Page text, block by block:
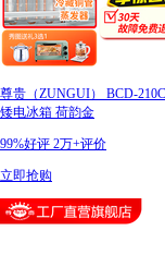
尊贵（ZUNGUI） BCD-
矮电冰箱 荷韵金
99%好评 2万+评价
立即抢购